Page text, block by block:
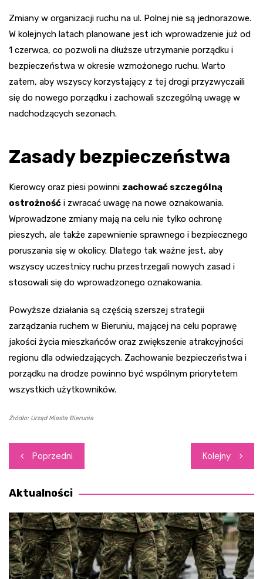
Zmiany w organizacji ruchu na ul. Polnej nie są jednorazowe.
W kolejnych latach planowane jest ich wprowadzenie już od
1 czerwca, co pozwoli na dłuższe utrzymanie porządku i
bezpieczeństwa w okresie wzmożonego ruchu. Warto
zatem, aby wszyscy korzystający z tej drogi przyzwyczaili
się do nowego porządku i zachowali szczególną uwagę w
nadchodzących sezonach.
Zasady bezpieczeństwa
Kierowcy oraz piesi powinni zachować szczególną
ostrożność i zwracać uwagę na nowe oznakowania.
Wprowadzone zmiany mają na celu nie tylko ochronę
pieszych, ale także zapewnienie sprawnego i bezpiecznego
poruszania się w okolicy. Dlatego tak ważne jest, aby
wszyscy uczestnicy ruchu przestrzegali nowych zasad i
stosowali się do wprowadzonego oznakowania.
Powyższe działania są częścią szerszej strategii
zarządzania ruchem w Bieruniu, mającej na celu poprawę
jakości życia mieszkańców oraz zwiększenie atrakcyjności
regionu dla odwiedzających. Zachowanie bezpieczeństwa i
porządku na drodze powinno być wspólnym priorytetem
wszystkich użytkowników.
Źródło: Urząd Miasta Bierunia
Nawigacja
wpisu
Poprzedni Kolejny
Aktualności